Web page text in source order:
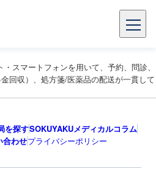
スマートフォンを用いて、予約、問診、
回収）、処方箋/医薬品の配送が一貫して
を探すSOKUYAKUメディカルコラム
合わせプライバシーポリシー